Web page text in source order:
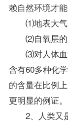
赖自然环境才能
⑴地表大气
⑵自氧层的
⑶对人体血
含有60多种化
的含量在比例
更明显的例证。
2、人类又